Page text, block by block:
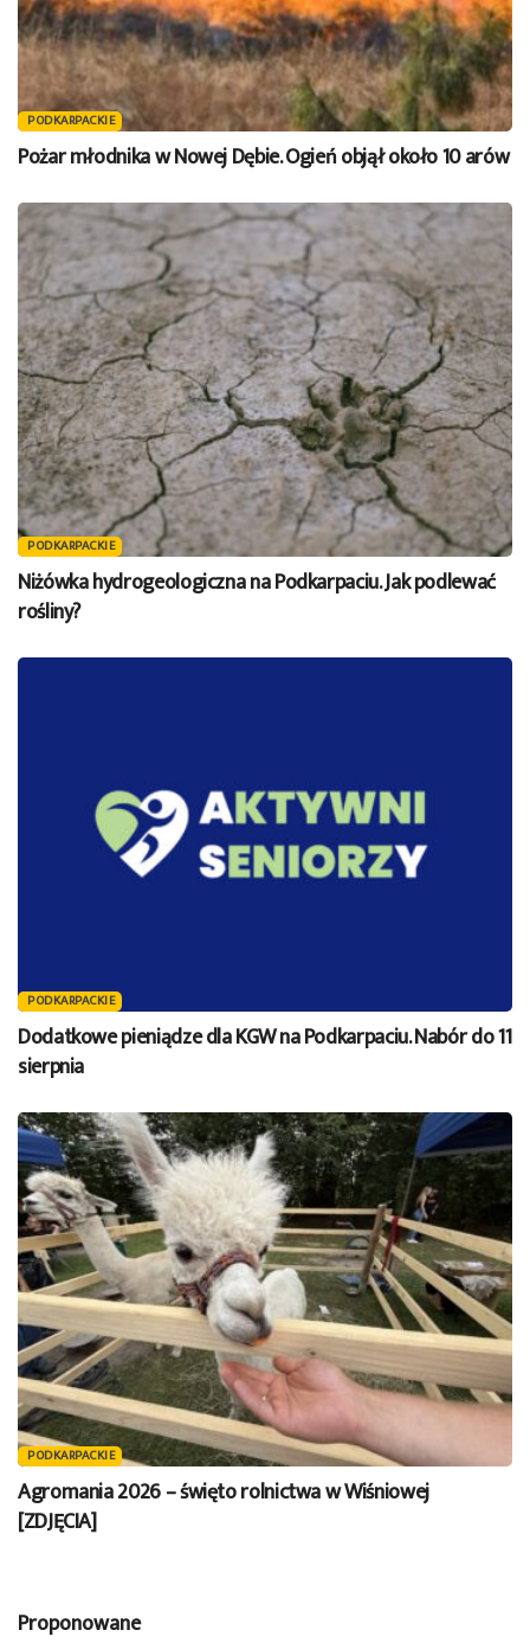
PODKARPACKIE
Pożar młodnika w Nowej Dębie. Ogień objął około 10 arów
PODKARPACKIE
Niżówka hydrogeologiczna na Podkarpaciu. Jak podlewać
rośliny?
PODKARPACKIE
Dodatkowe pieniądze dla KGW na Podkarpaciu. Nabór do 11
sierpnia
PODKARPACKIE
Agromania 2026 – święto rolnictwa w Wiśniowej
[ZDJĘCIA]
Proponowane